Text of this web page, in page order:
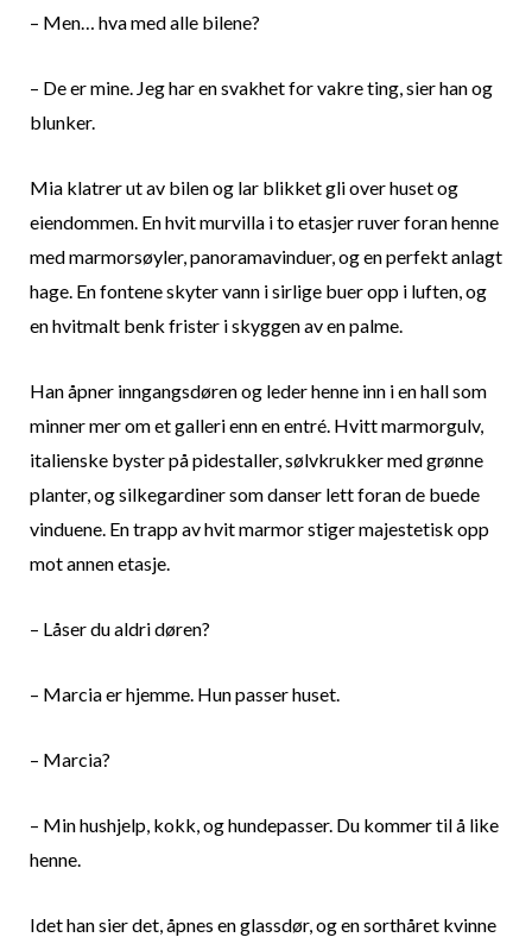
– Men… hva med alle bilene?
– De er mine. Jeg har en svakhet for vakre ting, sier han og
blunker.
Mia klatrer ut av bilen og lar blikket gli over huset og
eiendommen. En hvit murvilla i to etasjer ruver foran henne
med marmorsøyler, panoramavinduer, og en perfekt anlagt
hage. En fontene skyter vann i sirlige buer opp i luften, og
en hvitmalt benk frister i skyggen av en palme.
Han åpner inngangsdøren og leder henne inn i en hall som
minner mer om et galleri enn en entré. Hvitt marmorgulv,
italienske byster på pidestaller, sølvkrukker med grønne
planter, og silkegardiner som danser lett foran de buede
vinduene. En trapp av hvit marmor stiger majestetisk opp
mot annen etasje.
– Låser du aldri døren?
– Marcia er hjemme. Hun passer huset.
– Marcia?
– Min hushjelp, kokk, og hundepasser. Du kommer til å like
henne.
Idet han sier det, åpnes en glassdør, og en sorthåret kvinne